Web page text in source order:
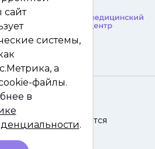
Сайт не является
сайт
системы,
а
файлы.
в
.